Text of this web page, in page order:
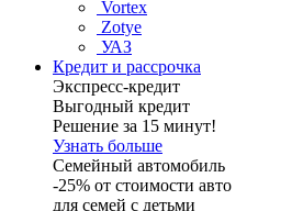
Vortex
Zotye
УАЗ
Кредит и рассрочка
Экспресс-кредит
Выгодный кредит
Решение за 15 минут!
Узнать больше
Семейный автомобиль
-25% от стоимости авто
для семей с детьми